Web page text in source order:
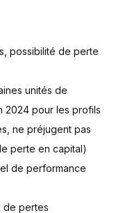
possibilité de perte
unités de
2024 pour les profils
ne préjugent pas
perte en capital)
de performance
de pertes